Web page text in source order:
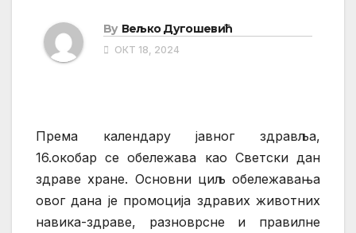
By Вељко Дугошевић
ОКТ 18, 2024
Према календару јавног здравља,
16.окобар се обележава као Светски дан
здраве хране. Основни циљ обележавања
овог дана је промоција здравих животних
навика-здраве, разноврсне и правилне